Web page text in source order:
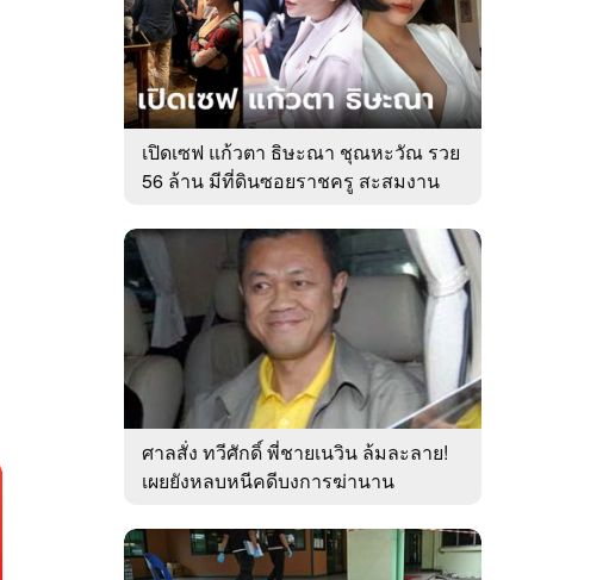
เปิดเซฟ แก้วตา ธิษะณา ชุณหะวัณ รวย
56 ล้าน มีที่ดินซอยราชครู สะสมงาน
ศาลสั่ง ทวีศักดิ์ พี่ชายเนวิน ล้มละลาย!
เผยยังหลบหนีคดีบงการฆ่านาน